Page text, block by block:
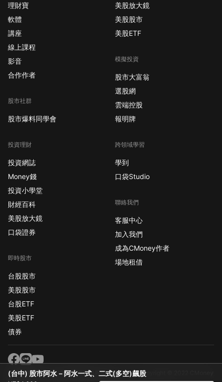
(台中) 股市阿水－阿水一式、二式(多空)飆股
理財寶
軟體
講座
線上課程
影音
合作作者
股市社群
股市爆料同學會
投資理財
投資網誌
Money錢
投資小學堂
財經百科
美股放大鏡
口袋證券
即時股市
台股股市
美股股市
台股ETF
美股ETF
債券
美股放大鏡
美股股市
美股ETF
模擬投資
股市大富翁
選股網
雲端控股
報明牌
跨領域學習
學到
口袋Studio
聯絡我們
客服中心
加入我們
成為CMoney作者
場地租借
版權所有 CMoney 全曜財經資訊股份有限公司Copyright © 2022 CMoney